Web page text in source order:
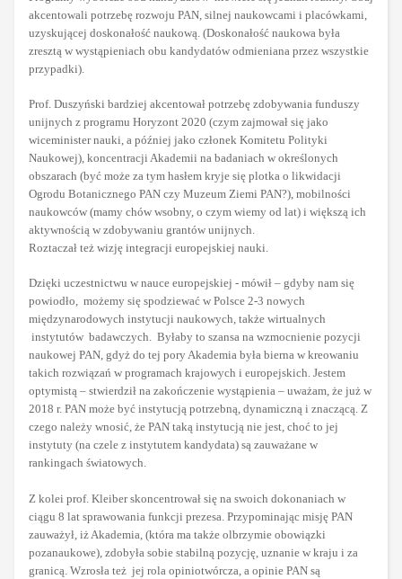
akcentowali potrzebę rozwoju PAN, silnej naukowcami i placówkami,
uzyskującej doskonałość naukową. (Doskonałość naukowa była
zresztą w wystąpieniach obu kandydatów odmieniana przez wszystkie
przypadki).
Prof. Duszyński bardziej akcentował potrzebę zdobywania funduszy
unijnych z programu Horyzont 2020 (czym zajmował się jako
wiceminister nauki, a później jako członek Komitetu Polityki
Naukowej), koncentracji Akademii na badaniach w określonych
obszarach (być może za tym hasłem kryje się plotka o likwidacji
Ogrodu Botanicznego PAN czy Muzeum Ziemi PAN?), mobilności
naukowców (mamy chów wsobny, o czym wiemy od lat) i większą ich
aktywnością w zdobywaniu grantów unijnych.
Roztaczał też wizję integracji europejskiej nauki.
Dzięki uczestnictwu w nauce europejskiej - mówił – gdyby nam się
powiodło, możemy się spodziewać w Polsce 2-3 nowych
międzynarodowych instytucji naukowych, także wirtualnych
instytutów badawczych. Byłaby to szansa na wzmocnienie pozycji
naukowej PAN, gdyż do tej pory Akademia była bierna w kreowaniu
takich rozwiązań w programach krajowych i europejskich. Jestem
optymistą – stwierdził na zakończenie wystąpienia – uważam, że już w
2018 r. PAN może być instytucją potrzebną, dynamiczną i znaczącą. Z
czego należy wnosić, że PAN taką instytucją nie jest, choć to jej
instytuty (na czele z instytutem kandydata) są zauważane w
rankingach światowych.
Z kolei prof. Kleiber skoncentrował się na swoich dokonaniach w
ciągu 8 lat sprawowania funkcji prezesa. Przypominając misję PAN
zauważył, iż Akademia, (która ma także olbrzymie obowiązki
pozanaukowe), zdobyła sobie stabilną pozycję, uznanie w kraju i za
granicą. Wzrosła też jej rola opiniotwórcza, a opinie PAN są